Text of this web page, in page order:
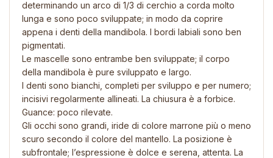
determinando un arco di 1/3 di cerchio a corda molto
lunga e sono poco sviluppate; in modo da coprire
appena i denti della mandibola. I bordi labiali sono ben
pigmentati.
Le mascelle sono entrambe ben sviluppate; il corpo
della mandibola è pure sviluppato e largo.
I denti sono bianchi, completi per sviluppo e per numero;
incisivi regolarmente allineati. La chiusura è a forbice.
Guance: poco rilevate.
Gli occhi sono grandi, iride di colore marrone più o meno
scuro secondo il colore del mantello. La posizione è
subfrontale; l’espressione è dolce e serena, attenta. La